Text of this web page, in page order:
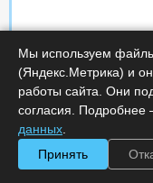
Мы используем
(Яндекс.Метрика) и
работы сайта. Они
согласия. Подробнее
данных
Принять